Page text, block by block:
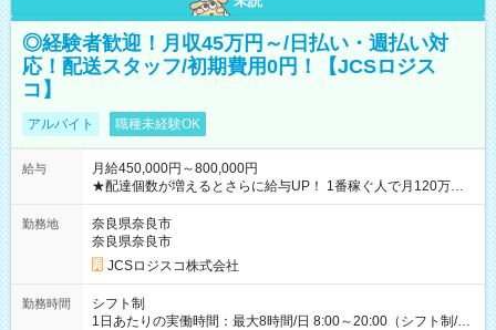
◎経験者歓迎！月収45万円～/日払い・週払い対
応！配送スタッフ/初期費用0円！【JCSロジス
コ】
アルバイト 職種未経験OK
給与
月給450,000円～800,000円
★配達個数が増えるとさらに給与UP！ 1番稼ぐ人で月120万ほ
ど！ ・主要都市エリア 月収55万円／週5日稼働 月収65万~112
万円／週6日稼働 ・地方郊外エリア 月収40万円／週5日稼働 月
収40万円~50万円／週6日稼働 ＜モデルイメージ＞ ■月収50万
円 (27歳男性/江東区在住)※元建築関係 1日150個配達×25日勤務
(日休み) ■月収80万円(43歳男性/墨田区在住)※元営業 1日200個
勤務地
奈良県奈良市
奈良県奈良市
JCSロジスコ株式会社
勤務時間
シフト制
1日あたりの実働時間：最大8時間/日 8:00～20:00（シフト制/実